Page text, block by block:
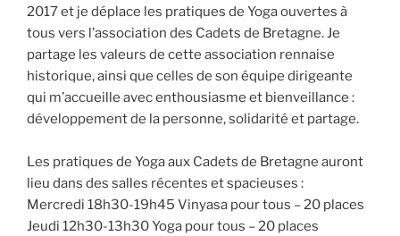
2017 et je déplace les pratiques de Yoga ouvertes à
tous vers l’association des Cadets de Bretagne. Je
partage les valeurs de cette association rennaise
historique, ainsi que celles de son équipe dirigeante
qui m’accueille avec enthousiasme et bienveillance :
développement de la personne, solidarité et partage.
Les pratiques de Yoga aux Cadets de Bretagne auront
lieu dans des salles récentes et spacieuses :
Mercredi 18h30-19h45 Vinyasa pour tous – 20 places
Jeudi 12h30-13h30 Yoga pour tous – 20 places